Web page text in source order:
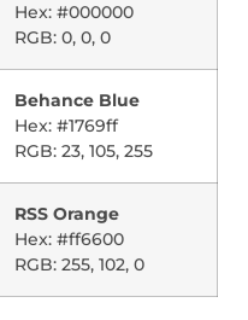
Hex: #000000
RGB: 0, 0, 0
Behance Blue
Hex: #1769ff
RGB: 23, 105, 255
RSS Orange
Hex: #ff6600
RGB: 255, 102, 0